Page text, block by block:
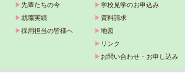
▶先輩たちの今 ▶学校見学のお申込み
▶就職実績 ▶ 資料請求
▶採用担当の皆様へ ▶地図
▶ リンク
▶ お問い合わせ・お申し込み